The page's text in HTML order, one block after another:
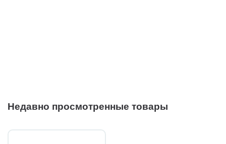
Недавно просмотренные товары